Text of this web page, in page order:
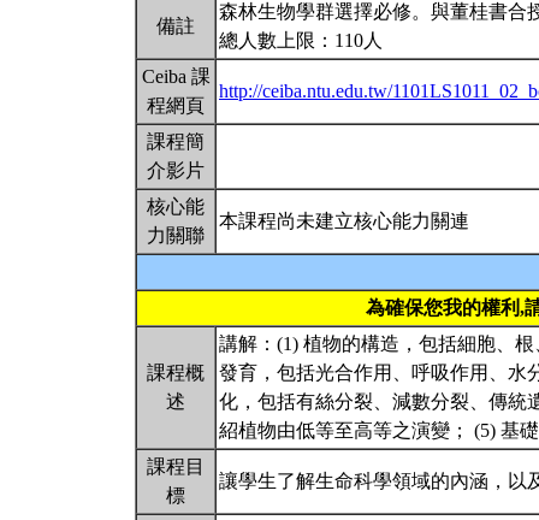
備註
森林生物學群選擇必修。與董桂書合
總人數上限：110人
Ceiba 課
程網頁
http://ceiba.ntu.edu.tw/
課程簡
介影片
核心能
力關聯
本課程尚未建立核心能力關連
為確保您我的權利,
課程概
述
講解：(1) 植物的構造，包括細胞、
發育，包括光合作用、呼吸作用、水
化，包括有絲分裂、減數分裂、傳統
紹植物由低等至高等之演變； (5) 基
課程目
標
讓學生了解生命科學領域的內涵，以